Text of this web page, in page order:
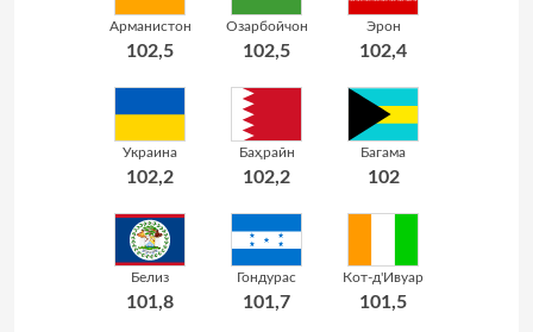
Арманистон
102,5
Озарбойчон
102,5
Эрон
102,4
Украина
102,2
Баҳрайн
102,2
Багама
102
Белиз
101,8
Гондурас
101,7
Кот-д'Ивуар
101,5